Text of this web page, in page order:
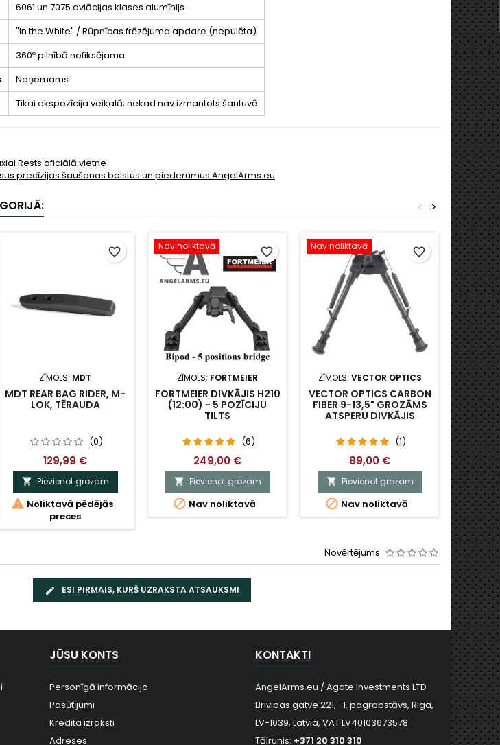
6061 un 7075 aviācijas klases alumīnijs
"In the White" / Rūpnīcas frēzējuma apdare (nepulēta)
360º pilnībā nofiksējama
Noņemams
Tikai ekspozīcija veikalā; nekad nav izmantots šautuvē
Rests oficiālā vietne
precīzijas šaušanas balstus un piederumus AngelArms.eu
>
<
ZĪMOLS: MDT
MDT REAR BAG RIDER, M-
LOK, TĒRAUDA
(0)
129,99 €
 Pievienot grozam
 Noliktavā pēdējās
preces
favorite_border Nav noliktavā
ZĪMOLS: FORTMEIER
FORTMEIER DIVKĀJIS H210
(12:00) - 5 POZĪCIJU
TILTS
(6)
249,00 €
 Pievienot grozam
 Nav noliktavā
favorite_border Nav noliktavā
ZĪMOLS: VECTOR OPTICS
VECTOR OPTICS CARBON
FIBER 9-13,5" GROZĀMS
ATSPERU DIVKĀJIS
(1)
89,00 €
 Pievienot grozam
 Nav noliktavā
favorite_border Nav
(6:00) -


Novērtējums
ESI PIRMAIS, KURŠ UZRAKSTA ATSAUKSMI
JŪSU KONTS
Personīgā informācija
Pasūtījumi
Kredīta izraksti
Adreses
KONTAKTI
AngelArms.eu / Agate Investments LTD
Brivibas gatve 221, -1. pagrabstāvs, Riga,
LV-1039, Latvia, VAT LV40103673578
Tālrunis: +371 20 310 310